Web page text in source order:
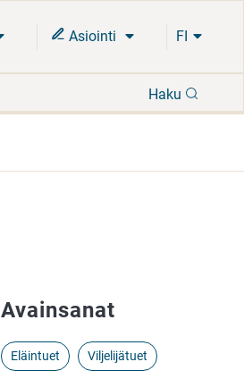
Asiointi FI
Haku
Avainsanat
Eläintuet Viljelijätuet